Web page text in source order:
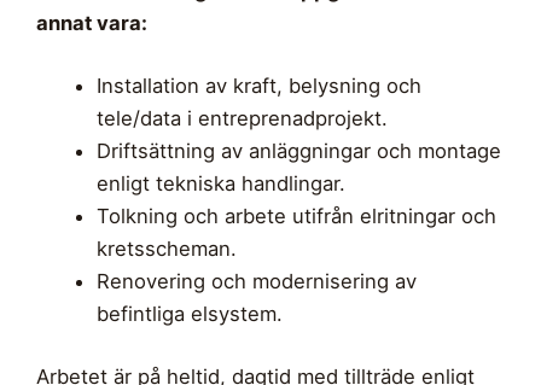
annat vara:
Installation av kraft, belysning och
tele/data i entreprenadprojekt.
Driftsättning av anläggningar och montage
enligt tekniska handlingar.
Tolkning och arbete utifrån elritningar och
kretsscheman.
Renovering och modernisering av
befintliga elsystem.
Arbetet är på heltid, dagtid med tillträde enligt